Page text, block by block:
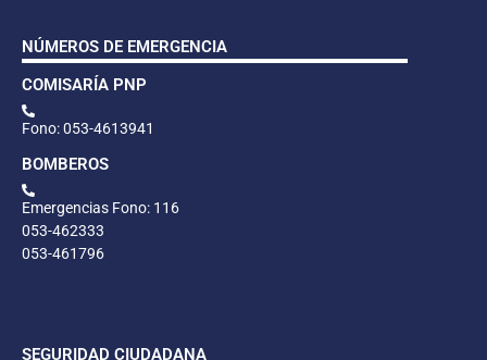
NÚMEROS DE EMERGENCIA
COMISARÍA PNP
Fono: 053-4613941
BOMBEROS
Emergencias Fono: 116
053-462333
053-461796
SEGURIDAD CIUDADANA